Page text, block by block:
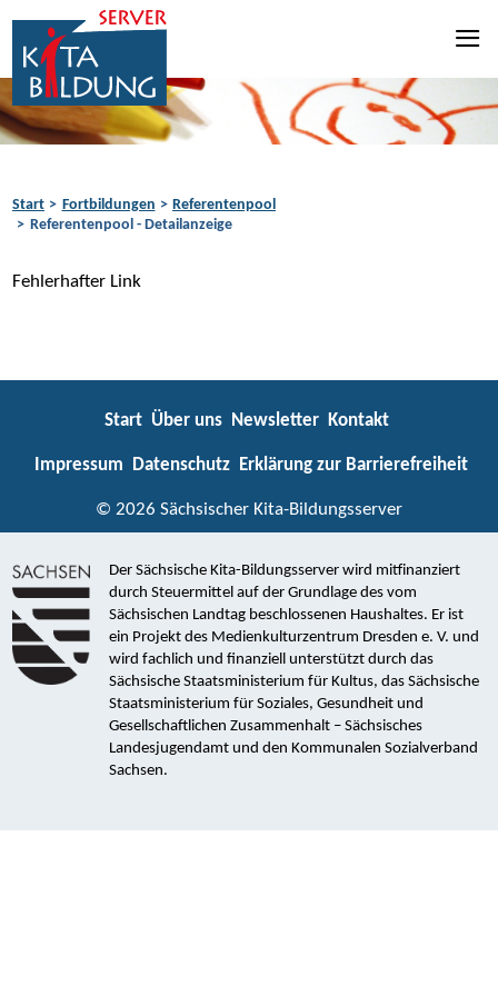
Zum Inhalt springen
Zur Navigation springen
Zum Fußbereich springen
Start Fortbildungen
Referentenpool
Referentenpool - Detailanzeige
Fehlerhafter Link
Start Über uns Newsletter Kontakt
Impressum Datenschutz Erklärung zur Barrierefreiheit
© 2026 Sächsischer Kita-Bildungsserver
Der Sächsische Kita-Bildungsserver wird mitfinanziert
durch Steuermittel auf der Grundlage des vom
Sächsischen Landtag beschlossenen Haushaltes. Er ist
ein Projekt des Medienkulturzentrum Dresden e. V. und
wird fachlich und finanziell unterstützt durch das
Sächsische Staatsministerium für Kultus, das Sächsische
Staatsministerium für Soziales, Gesundheit und
Gesellschaftlichen Zusammenhalt – Sächsisches
Landesjugendamt und den Kommunalen Sozialverband
Sachsen.